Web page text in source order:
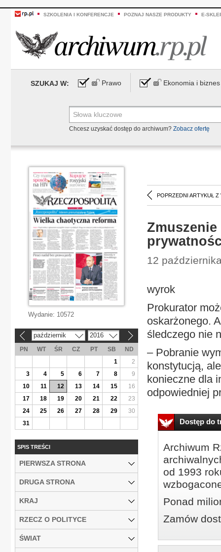
SZKOLENIA I KONFERENCJE POZNAJ NASZE PRODUKTY E-
SZUKAJ W: Prawo Ekonomia i biznes
Chcesz uzyskać dostęp do archiwum? Zobacz ofertę
POPRZEDNI ARTYKUŁ Z
12
wyrok
Prokurator
oskarżonego.
śledczego nie
– Pobranie
konstytucją,
konieczne dla
odpowiedniej
Dostęp do
Archiwum
od 1993
Ponad
Zamów
Wydanie: 10572
październik 2016
PN WT ŚR CZ PT SB
ND
1
2
3
4 5 6 7 8
9
10
11 12 13 14 15
16
17
18 19 20 21 22
23
24
25 26 27 28 29
30
31
SPIS TREŚCI
PIERWSZA STRONA
DRUGA STRONA
KRAJ
RZECZ O POLITYCE
ŚWIAT